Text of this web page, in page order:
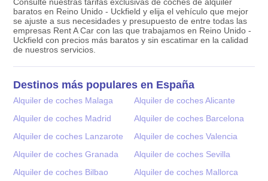
baratos en Reino Unido - Uckfield y elija el vehículo que mejor
se ajuste a sus necesidades y presupuesto de entre todas las
empresas Rent A Car con las que trabajamos en Reino Unido -
Uckfield con precios más baratos y sin escatimar en la calidad
de nuestros servicios.
Destinos más populares en España
Alquiler de coches Malaga
Alquiler de coches Alicante
Alquiler de coches Madrid
Alquiler de coches Barcelona
Alquiler de coches Lanzarote
Alquiler de coches Valencia
Alquiler de coches Granada
Alquiler de coches Sevilla
Alquiler de coches Bilbao
Alquiler de coches Mallorca